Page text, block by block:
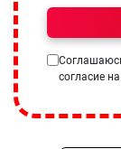
согласие